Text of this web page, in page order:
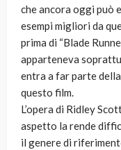
che ancora oggi può
esempi migliori da
prima di “Blade
apparteneva
entra a far parte
questo film.
L’opera di Ridley
aspetto la rende
il genere di